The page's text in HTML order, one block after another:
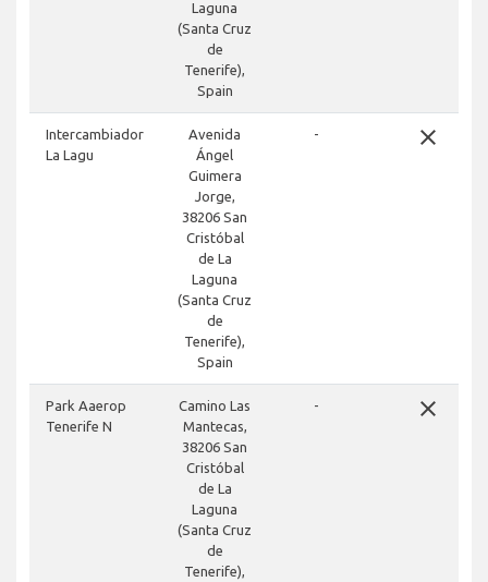
Laguna
(Santa Cruz
de
Tenerife),
Spain
Intercambiador
La Lagu
Avenida
Ángel
Guimera
Jorge,
38206 San
Cristóbal
de La
Laguna
(Santa Cruz
de
Tenerife),
Spain
- close
Park Aaerop
Tenerife N
Camino Las
Mantecas,
38206 San
Cristóbal
de La
Laguna
(Santa Cruz
de
Tenerife),
- close